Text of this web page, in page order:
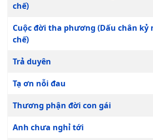
chế)
Cuộc đời tha phương (Dấu chân kỷ
chế)
Trả duyên
Tạ ơn nỗi đau
Thương phận đời con gái
Anh chưa nghỉ tới